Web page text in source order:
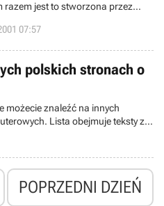
razem jest to stworzona przez
gra piłkarska „Polska
3 grudnia.
07:57
polskich stronach o
możecie znaleźć na innych
Lista obejmuje teksty z
POPRZEDNI DZIEŃ